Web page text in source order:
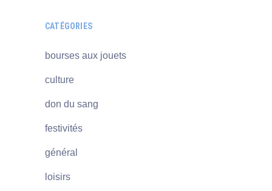
CATÉGORIES
bourses aux jouets
culture
don du sang
festivités
général
loisirs